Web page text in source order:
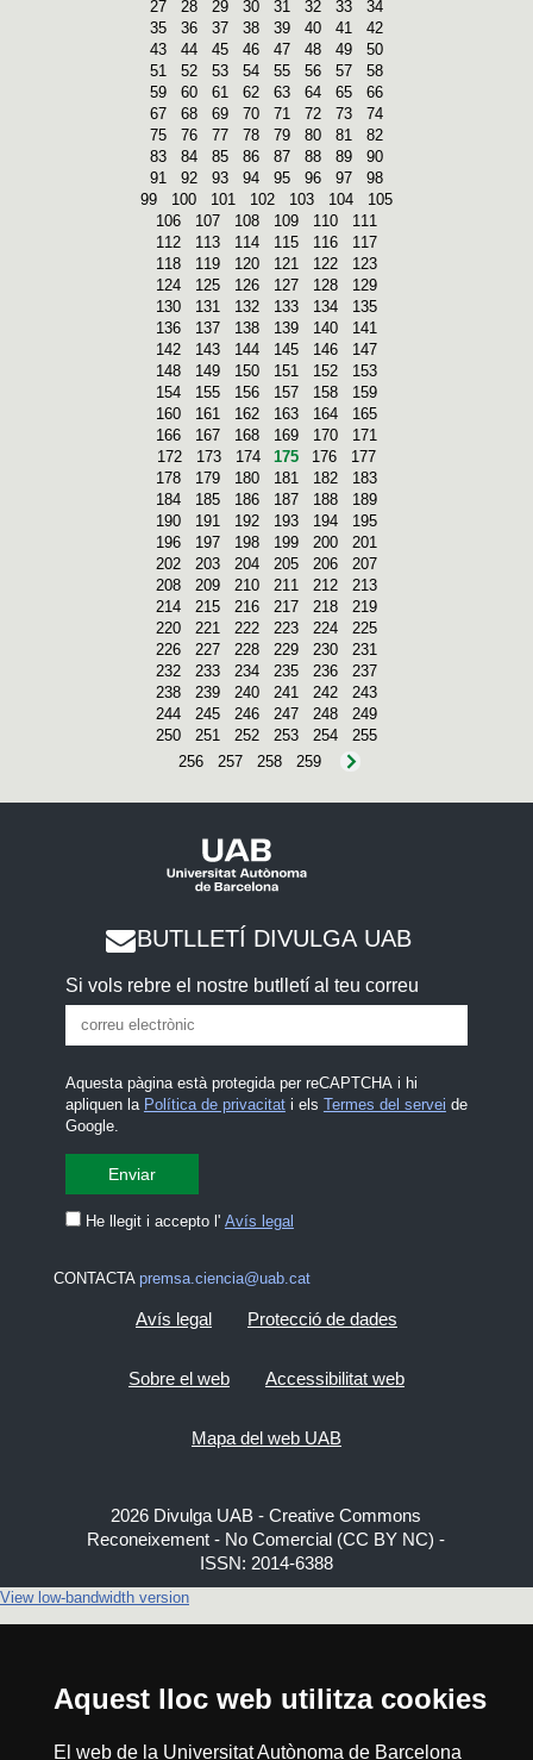
Aquest lloc web utilitza cookies
El web de la Universitat Autònoma de Barcelona
27
28 29 30 31 32 33
34
35
36 37 38 39 40 41
42
43
44 45 46 47 48 49
50
51
52 53 54 55 56 57
58
59
60 61 62 63 64 65
66
67
68 69 70 71 72 73
74
75
76 77 78 79 80 81
82
83
84 85 86 87 88 89
90
91
92 93 94 95 96 97
98
99
100 101 102 103 104
105
106
107 108 109 110
111
112
113 114 115 116
117
118
119 120 121 122
123
124
125 126 127 128
129
130
131 132 133 134
135
136
137 138 139 140
141
142
143 144 145 146
147
148
149 150 151 152
153
154
155 156 157 158
159
160
161 162 163 164
165
166
167 168 169 170
171
172
173 174 175 176
177
178
179 180 181 182
183
184
185 186 187 188
189
190
191 192 193 194
195
196
197 198 199 200
201
202
203 204 205 206
207
208
209 210 211 212
213
214
215 216 217 218
219
220
221 222 223 224
225
226
227 228 229 230
231
232
233 234 235 236
237
238
239 240 241 242
243
244
245 246 247 248
249
250
251 252 253 254
255
256
257 258 259
BUTLLETÍ DIVULGA UAB
Si vols rebre el nostre butlletí al teu correu
Aquesta pàgina està protegida per reCAPTCHA i hi
apliquen la Política de privacitati els Termes del servei de
Google.
He llegit i accepto l' Avís legal
CONTACTA premsa.ciencia@uab.cat
Avís legal Protecció de dades
Sobre el web Accessibilitat web
Mapa del web UAB
2026 Divulga UAB - Creative Commons
Reconeixement - No Comercial (CC BY NC) -
ISSN: 2014-6388
View low-bandwidth version